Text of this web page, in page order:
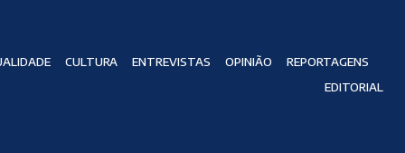
CULTURA ENTREVISTAS OPINIÃO
REPORTAGENS
EDITORIAL